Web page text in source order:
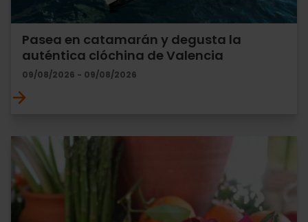
Pasea en catamarán y degusta la
auténtica clóchina de Valencia
09/08/2026 - 09/08/2026